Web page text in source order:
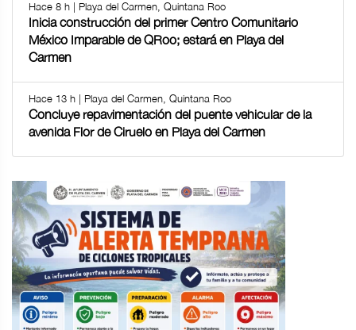
Hace 8 h | Playa del Carmen, Quintana Roo
Inicia construcción del primer Centro Comunitario
México Imparable de QRoo; estará en Playa del
Carmen
Hace 13 h | Playa del Carmen, Quintana Roo
Concluye repavimentación del puente vehicular de la
avenida Flor de Ciruelo en Playa del Carmen